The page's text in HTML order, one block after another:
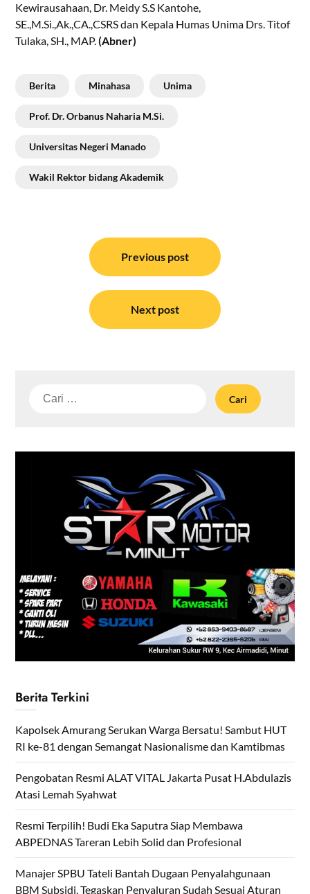
Kewirausahaan, Dr. Meidy S.S Kantohe,
SE.,M.Si.,Ak.,CA.,CSRS dan Kepala Humas Unima Drs. Titof
Tulaka, SH., MAP.(Abner)
Berita Minahasa Unima
Prof. Dr. Orbanus Naharia M.Si.
Universitas Negeri Manado
Wakil Rektor bidang Akademik
Previous post
Next post
Cari
Berita Terkini
Kapolsek Amurang Serukan Warga Bersatu! Sambut HUT
RI ke-81 dengan Semangat Nasionalisme dan Kamtibmas
Pengobatan Resmi ALAT VITAL Jakarta Pusat H.Abdulazis
Atasi Lemah Syahwat
Resmi Terpilih! Budi Eka Saputra Siap Membawa
ABPEDNAS Tareran Lebih Solid dan Profesional
Manajer SPBU Tateli Bantah Dugaan Penyalahgunaan
BBM Subsidi, Tegaskan Penyaluran Sudah Sesuai Aturan